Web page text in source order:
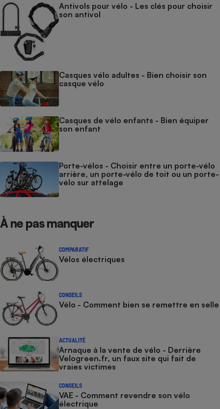
Antivols pour vélo - Les clés pour choisir
son antivol
Casques vélo adultes - Bien choisir son
casque vélo
Casques de vélo enfants - Bien équiper
son enfant
Porte-vélos - Choisir entre un porte-vélo
arrière, un porte-vélo de toit ou un porte-
vélo sur attelage
À ne pas manquer
COMPARATIF
Vélos électriques
CONSEILS
Vélo - Comment bien se remettre en selle
ACTUALITÉ
Arnaque à la vente de vélo - Derrière
Velogreen.fr, un faux site qui fait de
vraies victimes
CONSEILS
VAE - Comment revendre son vélo
électrique